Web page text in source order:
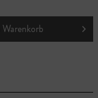
Warenkorb